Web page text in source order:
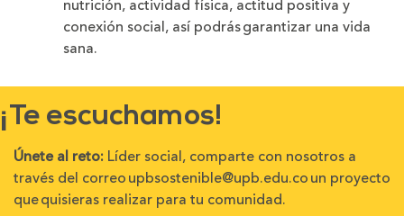
nutrición, actividad física, actitud positiva y
conexión social, así podrás garantizar una vida
sana.
¡Te escuchamos!
Únete al reto: Líder social, comparte con nosotros a
través del correoupbsostenible@upb.edu.coun proyecto
que quisieras realizar para tu comunidad.